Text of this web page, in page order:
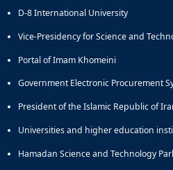
D-8 International University
Vice-Presidency for Science and
Portal of Imam Khomeini
Government Electronic Procurement
President of the Islamic Republic of
Universities and higher education
Hamadan Science and Technology